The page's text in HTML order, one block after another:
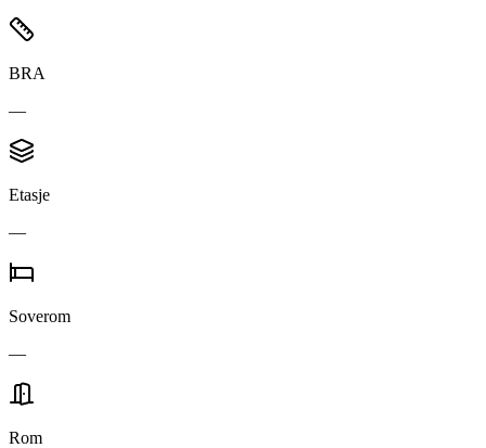
BRA
—
Etasje
—
Soverom
—
Rom